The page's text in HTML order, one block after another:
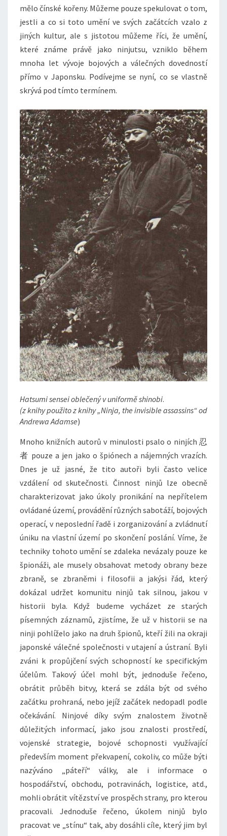
mělo čínské kořeny. Můžeme pouze spekulovat o tom,
jestli a co si toto umění ve svých začátcích vzalo z
jiných kultur, ale s jistotou můžeme říci, že umění,
které známe právě jako ninjutsu, vzniklo během
mnoha let vývoje bojových a válečných dovedností
přímo v Japonsku. Podívejme se nyní, co se vlastně
skrývá pod tímto termínem.
Hatsumi sensei oblečený v uniformě shinobi.
(z knihy použito z knihy „Ninja, the invisible assassins“ od
Andrewa Adamse)
Mnoho knižních autorů v minulosti psalo o ninjích 忍
者 pouze a jen jako o špiónech a nájemných vrazích.
Dnes je už jasné, že tito autoři byli často velice
vzdálení od skutečnosti. Činnost ninjů lze obecně
charakterizovat jako úkoly pronikání na nepřítelem
ovládané území, provádění různých sabotáží, bojových
operací, v neposlední řadě i zorganizování a zvládnutí
úniku na vlastní území po skončení poslání. Víme, že
techniky tohoto umění se zdaleka nevázaly pouze ke
špionáži, ale musely obsahovat metody obrany beze
zbraně, se zbraněmi i filosofii a jakýsi řád, který
dokázal udržet komunitu ninjů tak silnou, jakou v
historii byla. Když budeme vycházet ze starých
písemných záznamů, zjistíme, že už v historii se na
ninji pohlíželo jako na druh špionů, kteří žili na okraji
japonské válečné společnosti v utajení a ústraní. Byli
zváni k propůjčení svých schopností ke specifickým
účelům. Takový účel mohl být, jednoduše řečeno,
obrátit průběh bitvy, která se zdála být od svého
začátku prohraná, nebo jejíž začátek nedopadl podle
očekávání. Ninjové díky svým znalostem životně
důležitých informací, jako jsou znalosti prostředí,
vojenské strategie, bojové schopnosti využívající
především moment překvapení, cokoliv, co může býti
nazýváno „páteří“ války, ale i informace o
hospodářství, obchodu, potravinách, logistice, atd.,
mohli obrátit vítězství ve prospěch strany, pro kterou
pracovali. Jednoduše řečeno, úkolem ninjů bylo
pracovat ve „stínu“ tak, aby dosáhli cíle, který jim byl